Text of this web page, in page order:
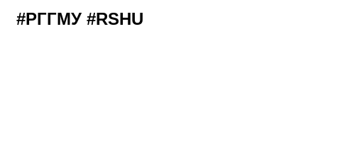
#РГГМУ #RSHU